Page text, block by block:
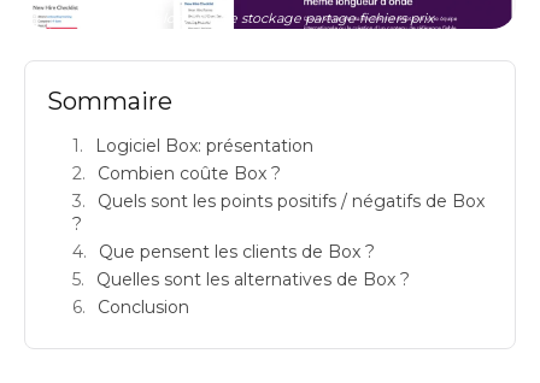
box avis logiciels de stockage partage fichiers prix
Sommaire
Logiciel Box: présentation
Combien coûte Box ?
Quels sont les points positifs / négatifs de Box
?
Que pensent les clients de Box ?
Quelles sont les alternatives de Box ?
Conclusion